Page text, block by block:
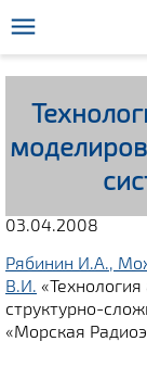
03.04.2008
Рябинин И.А.,
В.И.
структурно-
«Морская